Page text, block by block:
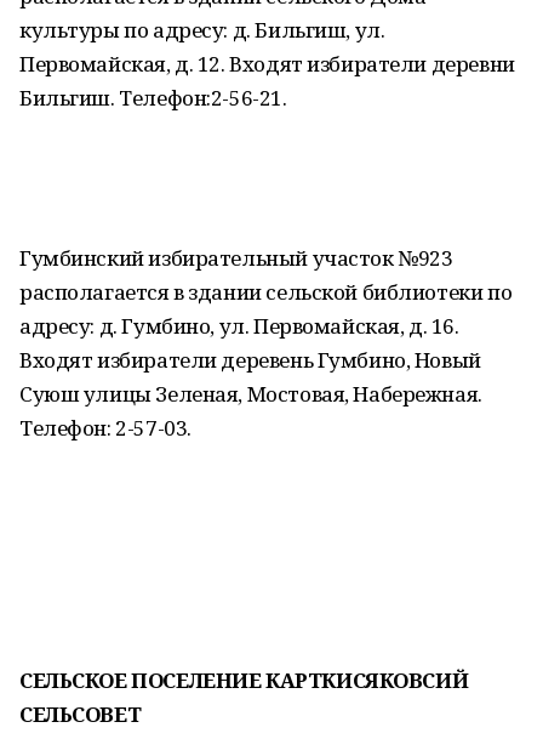
культуры по адресу: д. Бильгиш, ул.
Первомайская, д. 12. Входят избиратели деревни
Бильгиш. Телефон:2-56-21.
Гумбинский избирательный участок №923
располагается в здании сельской библиотеки по
адресу: д. Гумбино, ул. Первомайская, д. 16.
Входят избиратели деревень Гумбино, Новый
Суюш улицы Зеленая, Мостовая, Набережная.
Телефон: 2-57-03.
СЕЛЬСКОЕ ПОСЕЛЕНИЕ КАРТКИСЯКОВСИЙ
СЕЛЬСОВЕТ